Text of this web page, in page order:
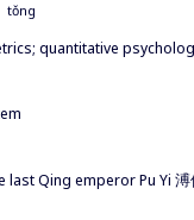
tǒng
quantitative
last Qing emperor Pu Yi